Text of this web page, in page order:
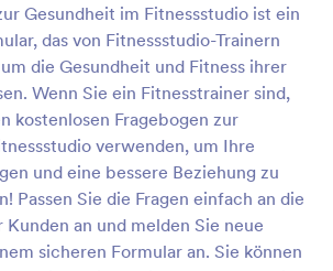
Gesundheit im Fitnessstudio ist ein
das von Fitnessstudio-Trainern
die Gesundheit und Fitness ihrer
Wenn Sie ein Fitnesstrainer sind,
kostenlosen Fragebogen zur
verwenden, um Ihre
und eine bessere Beziehung zu
Passen Sie die Fragen einfach an die
Kunden an und melden Sie neue
sicheren Formular an. Sie können
Vorschau